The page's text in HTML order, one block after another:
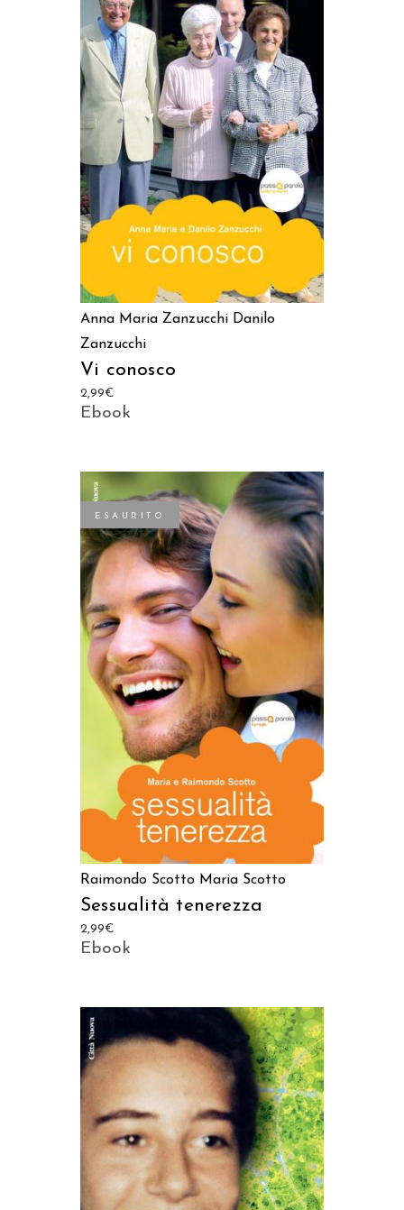
LEGGI TUTTO
Anna Maria Zanzucchi Danilo
Zanzucchi
Vi conosco
2,99€
Ebook
ESAURITO
LEGGI TUTTO
Raimondo Scotto Maria Scotto
Sessualità tenerezza
2,99€
Ebook
AGGIUNGI AL CARRELLO